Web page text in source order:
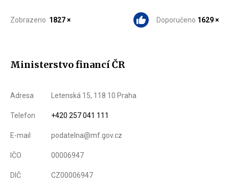
Zobrazeno 1827 × Doporučeno 1629 ×
Ministerstvo financí ČR
Adresa Letenská 15, 118 10 Praha
Telefon +420 257 041 111
E-mail podatelna@mf.gov.cz
IČO 00006947
DIČ CZ00006947